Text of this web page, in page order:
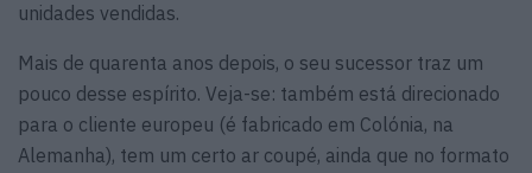
unidades vendidas.
Mais de quarenta anos depois, o seu sucessor traz um
pouco desse espírito. Veja-se: também está direcionado
para o cliente europeu (é fabricado em Colónia, na
Alemanha), tem um certo ar coupé, ainda que no formato